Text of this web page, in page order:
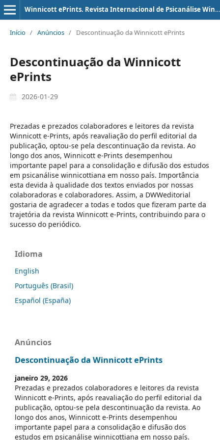
Winnicott ePrints. Revista Internacional de Psicanálise Winnicottiana
Início / Anúncios / Descontinuação da Winnicott ePrints
Descontinuação da Winnicott
ePrints
2026-01-29
Prezadas e prezados colaboradores e leitores da revista
Winnicott e-Prints, após reavaliação do perfil editorial da
publicação, optou-se pela descontinuação da revista. Ao
longo dos anos, Winnicott e-Prints desempenhou
importante papel para a consolidação e difusão dos estudos
em psicanálise winnicottiana em nosso país. Importância
esta devida à qualidade dos textos enviados por nossas
colaboradoras e colaboradores. Assim, a DWWeditorial
gostaria de agradecer a todas e todos que fizeram parte da
trajetória da revista Winnicott e-Prints, contribuindo para o
sucesso do periódico.
Idioma
English
Português (Brasil)
Español (España)
Anúncios
Descontinuação da Winnicott ePrints
janeiro 29, 2026
Prezadas e prezados colaboradores e leitores da revista
Winnicott e-Prints, após reavaliação do perfil editorial da
publicação, optou-se pela descontinuação da revista. Ao
longo dos anos, Winnicott e-Prints desempenhou
importante papel para a consolidação e difusão dos
estudos em psicanálise winnicottiana em nosso país.